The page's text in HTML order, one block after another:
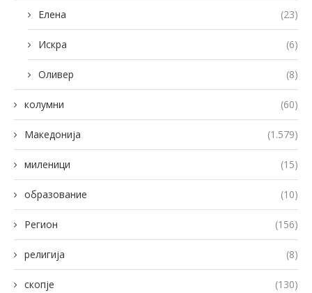
Елена (23)
Искра (6)
Оливер (8)
колумни (60)
Македонија (1.579)
миленици (15)
образование (10)
Регион (156)
религија (8)
скопје (130)